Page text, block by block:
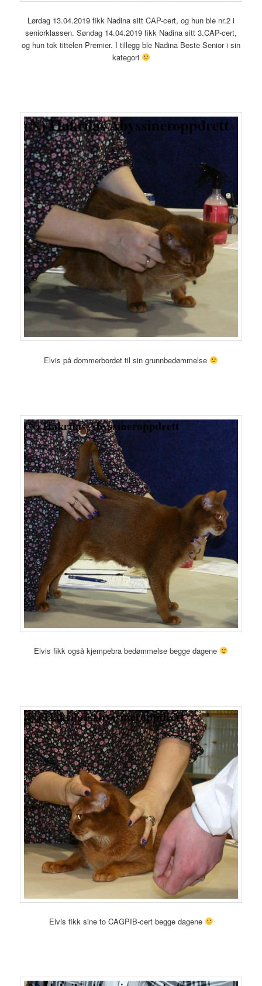
Lørdag 13.04.2019 fikk Nadina sitt CAP-cert, og hun ble nr.2 i
seniorklassen. Søndag 14.04.2019 fikk Nadina sitt 3.CAP-cert,
og hun tok tittelen Premier. I tillegg ble Nadina Beste Senior i sin
kategori
Elvis på dommerbordet til sin grunnbedømmelse
Elvis fikk også kjempebra bedømmelse begge dagene
Elvis fikk sine to CAGPIB-cert begge dagene